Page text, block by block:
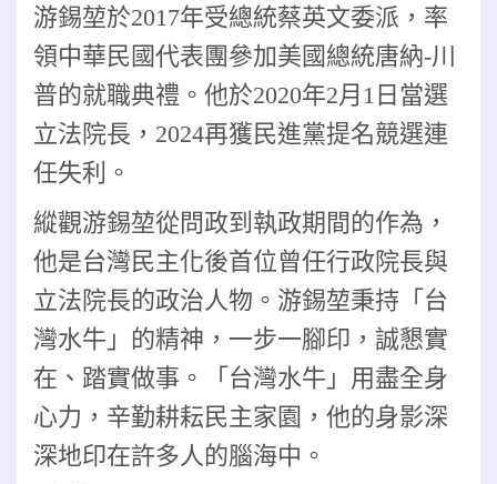
游錫堃於2017年受總統蔡英文委派，率
領中華民國代表團參加美國總統唐納-川
普的就職典禮。他於2020年2月1日當選
立法院長，2024再獲民進黨提名競選連
任失利。
縱觀游錫堃從問政到執政期間的作為，
他是台灣民主化後首位曾任行政院長與
立法院長的政治人物。 游錫堃秉持「台
灣水牛」的精神，一步一腳印，誠懇實
在、踏實做事。「台灣水牛」用盡全身
心力，辛勤耕耘民主家園，他的身影深
深地印在許多人的腦海中。